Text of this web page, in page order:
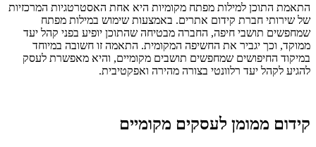
התאמת התוכן למילות מפתח מקומיות היא אחת האסטרטגיות המרכזיות
של שירותי חברת קידום אתרים. באמצעות שימוש במילות מפתח
שמחפשים תושבי חיפה, החברה מבטיחה שהתוכן יופיע בפני קהל יעד
ממוקד, וכך יגביר את החשיפה המקומית. התאמה זו חשובה במיוחד
במיקוד החיפושים שמחפשים תושבים מקומיים, והיא מאפשרת לעסק
להגיע לקהל יעד רלוונטי בצורה מהירה ואפקטיבית.
קידום ממומן לעסקים מקומיים